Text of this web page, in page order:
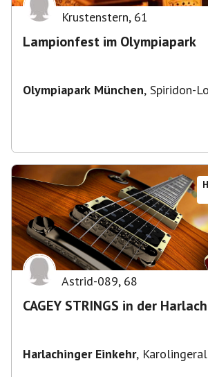
Krustenstern, 61
Lampionfest im Olympiapark
Olympiapark München, Spiridon-
Astrid-089, 68
CAGEY STRINGS in der
Harlachinger Einkehr,